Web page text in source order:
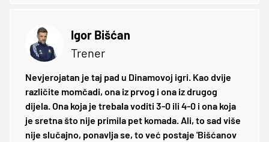
Igor Bišćan
Trener
Nevjerojatan je taj pad u Dinamovoj igri. Kao dvije
različite momčadi, ona iz prvog i ona iz drugog
dijela. Ona koja je trebala voditi 3-0 ili 4-0 i ona koja
je sretna što nije primila pet komada. Ali, to sad više
nije slučajno, ponavlja se, to već postaje 'Bišćanov